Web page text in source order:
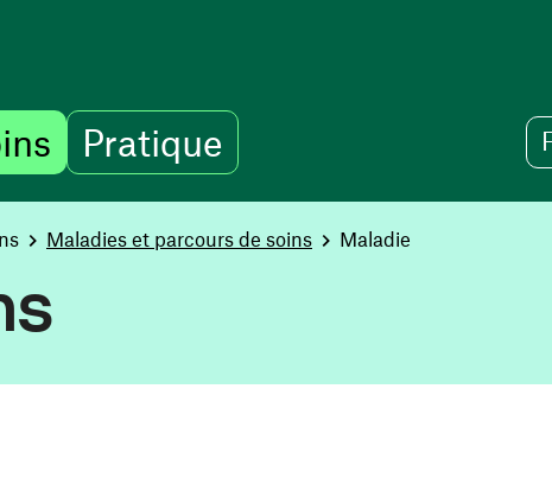
Pratique
Maladies et parcours de soins Maladie